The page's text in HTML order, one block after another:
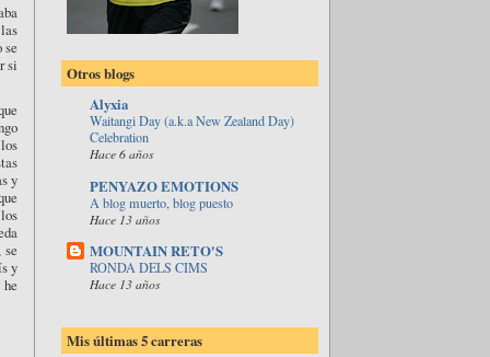
se
si
y
se
y
Otros blogs
Alyxia
Waitangi Day (a.k.a New Zealand Day)
Celebration
Hace 6 años
PENYAZO EMOTIONS
A blog muerto, blog puesto
Hace 13 años
MOUNTAIN RETO'S
RONDA DELS CIMS
Hace 13 años
Mis últimas 5 carreras